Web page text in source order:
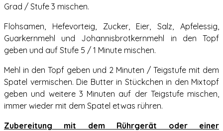
Grad / Stufe 3 mischen.
Flohsamen, Hefevorteig, Zucker, Eier, Salz, Apfelessig,
Guarkernmehl und Johannisbrotkernmehl in den Topf
geben und auf Stufe 5 / 1 Minute mischen.
Mehl in den Topf geben und 2 Minuten / Teigstufe mit dem
Spatel vermischen. Die Butter in Stückchen in den Mixtopf
geben und weitere 3 Minuten auf der Teigstufe mischen,
immer wieder mit dem Spatel etwas rühren.
Zubereitung mit dem Rührgerät oder einer